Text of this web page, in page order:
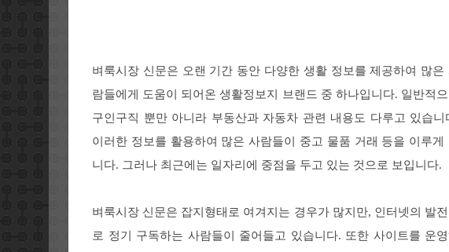
벼룩시장 신문은 오랜 기간 동안 다양한 생활 정보를 제공하여 많은
람들에게 도움이 되어온 생활정보지 브랜드 중 하나입니다. 일반적으
구인구직 뿐만 아니라 부동산과 자동차 관련 내용도 다루고 있습니
이러한 정보를 활용하여 많은 사람들이 중고 물품 거래 등을 이루게
니다. 그러나 최근에는 일자리에 중점을 두고 있는 것으로 보입니다.
벼룩시장 신문은 잡지형태로 여겨지는 경우가 많지만, 인터넷의 발전
로 정기 구독하는 사람들이 줄어들고 있습니다. 또한 사이트를 운